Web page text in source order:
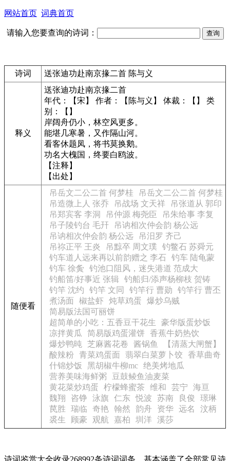
网站首页 词典首页
请输入您要查询的诗词：
诗词 送张迪功赴南京掾二首 陈与义
释义
送张迪功赴南京掾二首
年代：【宋】 作者：【陈与义】 体裁：【】 类
别：【】
岸阔舟仍小，林空风更多。
能堪几寒暑，又作隔山河。
看客休题凤，将书莫换鹅。
功名大槐国，终要白鸥波。
【注释】
【出处】
随便看
吊岳文二公二首 何梦桂
吊岳文二公二首 何梦桂
吊造微上人 张乔
吊战场 文天祥
吊张道从 郭印
吊郑宾客 李洞
吊仲源 梅尧臣
吊朱给事 李复
吊子陵钓台 毛幵
吊讷相次仲会韵 杨公远
吊讷相次仲会韵 杨公远
吊汨罗 齐己
吊祢正平 王炎
吊黥卒 周文璞
钓鳖石 苏舜元
钓车道人远来再以前韵赠之 李石 钓车 陆龟蒙
钓车 徐夤
钓池口阻风，迷失港道 范成大
钓船笛/好事近 张辑
钓船归/添声杨柳枝 贺铸
钓竿 沈约
钓竿 文同 钓竿行 曹勋
钓竿行 曹丕
煮汤面
椒盐虾 炖草鸡蛋
爆炒乌贼
简易版法国可丽饼
超简单的小吃：五香豆干花生
豪华版蛋炒饭
凉拌黄瓜
简易版鸡蛋灌饼
香蕉牛奶热饮
爆炒鸭旽
芝麻酱花卷 酱锅鱼
【清蒸大闸蟹】
酸辣粉
青菜鸡蛋面 翡翠白菜萝卜饺
香草曲奇
什锦炒饭
黑胡椒牛柳mc 绝美烤地瓜
营养美味海鲜粥
豆鼓鲮鱼油麦菜
黄花菜炒鸡蛋
柠檬蜂蜜茶 维和 芸宁
海亘
魏翔
咨铮 泳旗 仁东 悦波 苏南 良俊
璟琳
苠胜
瑞临 奇艳 翰然 韵舟 资华 远名
汶柄
裘生
顾豪 观航 嘉柏 圳洋 溪莎
诗词鉴赏大全收录268992条诗词词条，基本涵盖了全部常见诗